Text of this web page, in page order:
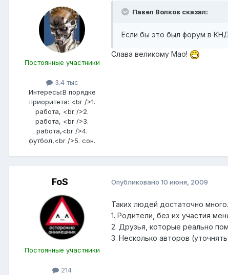
Постоянные участники
3.4 тыс
Интересы:В порядке
приоритета: <br />1.
работа, <br />2.
работа, <br />3.
работа,<br />4.
футбол,<br />5. сон.
Павел Волков сказал:
Если бы это был форум в
Слава великому Мао!
FoS
Постоянные участники
214
Опубликовано 10 июня, 2009
Таких людей достаточно много.
1. Родители, без их участия
2. Друзья, которые реально
3. Несколько авторов